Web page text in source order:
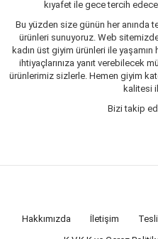
kıyafet ile gece tercih
Bu yüzden size günün her anında
ürünleri sunuyoruz. Web
kadın üst giyim ürünleri ile
ihtiyaçlarınıza yanıt verebilecek
ürünlerimiz sizlerle. Hemen giyim
kalitesi
Bizi takip
Hakkımızda İletişim